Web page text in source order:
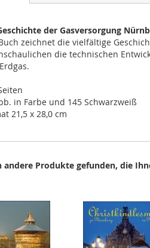
der Gasversorgung
zeichnet die vielfältige
die technischen
in Farbe und 145 Schwarzweiß
21,5 x 28,0 cm
andere Produkte gefunden, die